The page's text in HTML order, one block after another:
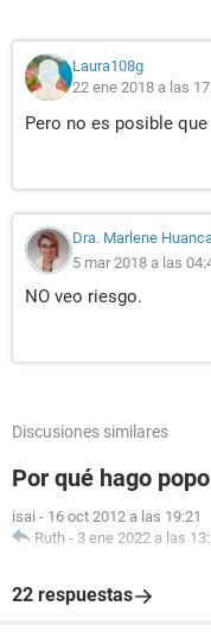
Laura108g
22 ene 2018 a las
Pero no es posible
Dra. Marlene
5 mar 2018 a las
NO veo riesgo.
Discusiones similares
Por qué hago
isai - 16 oct 2012 a las 19:21
Ruth - 3 ene 2022 a las
22 respuestas